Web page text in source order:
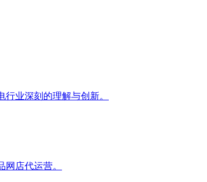
业深刻的理解与创新。
店代运营。